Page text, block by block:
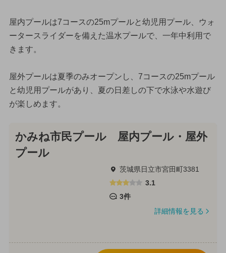
屋内プールは7コースの25mプールと幼児用プール、ウォ
ータースライダーを備えた温水プールで、一年中利用で
きます。
屋外プールは夏季のみオープンし、7コースの25mプール
と幼児用プールがあり、夏の日差しの下で水泳や水遊び
が楽しめます。
かみね市民プール 屋内プール・屋外
プール
茨城県日立市宮田町3381
3.1
3件
詳細情報を見る